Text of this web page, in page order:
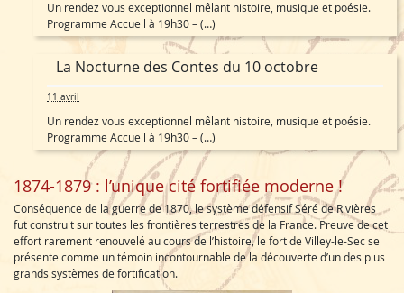
Un rendez vous exceptionnel mêlant histoire, musique et poésie.
Programme Accueil à 19h30 – (…)
La Nocturne des Contes du 10 octobre
11 avril
Un rendez vous exceptionnel mêlant histoire, musique et poésie.
Programme Accueil à 19h30 – (…)
1874-1879 : l’unique cité fortifiée moderne !
Conséquence de la guerre de 1870, le système défensif Séré de Rivières
fut construit sur toutes les frontières terrestres de la France. Preuve de cet
effort rarement renouvelé au cours de l’histoire, le fort de Villey-le-Sec se
présente comme un témoin incontournable de la découverte d’un des plus
grands systèmes de fortification.